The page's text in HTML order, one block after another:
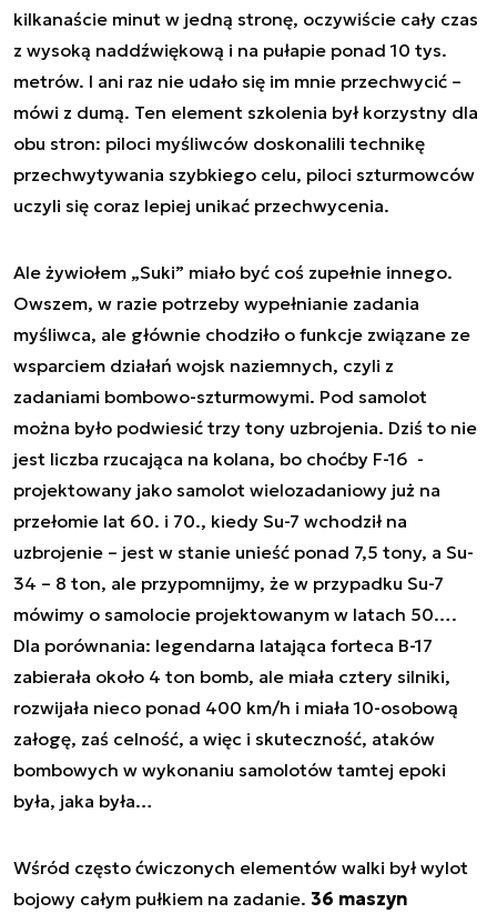
kilkanaście minut w jedną stronę, oczywiście cały czas
z wysoką naddźwiękową i na pułapie ponad 10 tys.
metrów. I ani raz nie udało się im mnie przechwycić –
mówi z dumą. Ten element szkolenia był korzystny dla
obu stron: piloci myśliwców doskonalili technikę
przechwytywania szybkiego celu, piloci szturmowców
uczyli się coraz lepiej unikać przechwycenia.
Ale żywiołem „Suki” miało być coś zupełnie innego.
Owszem, w razie potrzeby wypełnianie zadania
myśliwca, ale głównie chodziło o funkcje związane ze
wsparciem działań wojsk naziemnych, czyli z
zadaniami bombowo-szturmowymi. Pod samolot
można było podwiesić trzy tony uzbrojenia. Dziś to nie
jest liczba rzucająca na kolana, bo choćby F-16 -
projektowany jako samolot wielozadaniowy już na
przełomie lat 60. i 70., kiedy Su-7 wchodził na
uzbrojenie – jest w stanie unieść ponad 7,5 tony, a Su-
34 – 8 ton, ale przypomnijmy, że w przypadku Su-7
mówimy o samolocie projektowanym w latach 50….
Dla porównania: legendarna latająca forteca B-17
zabierała około 4 ton bomb, ale miała cztery silniki,
rozwijała nieco ponad 400 km/h i miała 10-osobową
załogę, zaś celność, a więc i skuteczność, ataków
bombowych w wykonaniu samolotów tamtej epoki
była, jaka była…
Wśród często ćwiczonych elementów walki był wylot
bojowy całym pułkiem na zadanie. 36 maszyn